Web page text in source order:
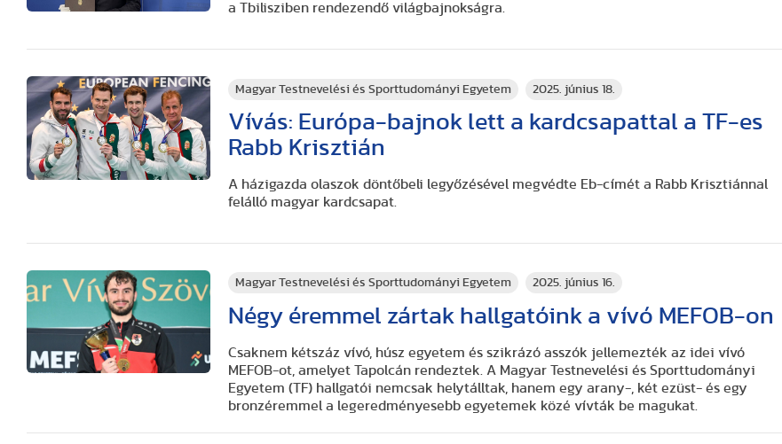
a Tbilisziben rendezendő világbajnokságra.
Magyar Testnevelési és Sporttudományi Egyetem 2025. június 18.
Vívás: Európa-bajnok lett a kardcsapattal a TF-es
Rabb Krisztián
A házigazda olaszok döntőbeli legyőzésével megvédte Eb-címét a Rabb Krisztiánnal
felálló magyar kardcsapat.
Magyar Testnevelési és Sporttudományi Egyetem 2025. június 16.
Négy éremmel zártak hallgatóink a vívó MEFOB-on
Csaknem kétszáz vívó, húsz egyetem és szikrázó asszók jellemezték az idei vívó
MEFOB-ot, amelyet Tapolcán rendeztek. A Magyar Testnevelési és Sporttudományi
Egyetem (TF) hallgatói nemcsak helytálltak, hanem egy arany-, két ezüst- és egy
bronzéremmel a legeredményesebb egyetemek közé vívták be magukat.